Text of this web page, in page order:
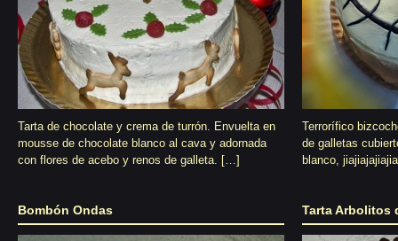
Tarta de chocolate y crema de turrón. Envuelta en
mousse de chocolate blanco al cava y adornada
con flores de acebo y renos de galleta. […]
Terrorífico
de galletas
blanco,
Bombón Ondas Tarta Arbolitos